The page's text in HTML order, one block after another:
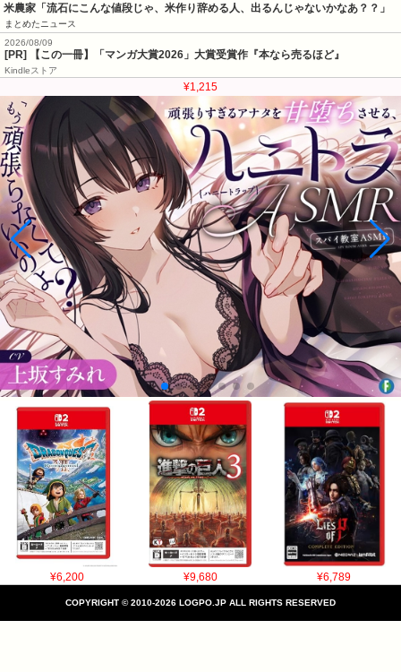
米農家「流石にこんな値段じゃ、米作り辞める人、出るんじゃないかなあ？？」
まとめたニュース
2026/08/09
[PR] 【この一冊】「マンガ大賞2026」大賞受賞作『本なら売るほど』
Kindleストア
¥1,215
¥6,200 ¥9,680 ¥6,789
COPYRIGHT © 2010-2026 LOGPO.JP ALL RIGHTS RESERVED